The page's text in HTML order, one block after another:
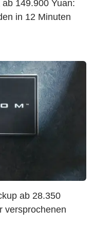
149.900 Yuan:
in 12 Minuten
ab 28.350
versprochenen